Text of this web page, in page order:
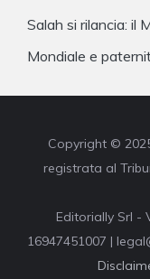
Salah si rilancia: il
Mondiale e
Copyright ©
registrata al
Editorially Srl -
16947451007 |